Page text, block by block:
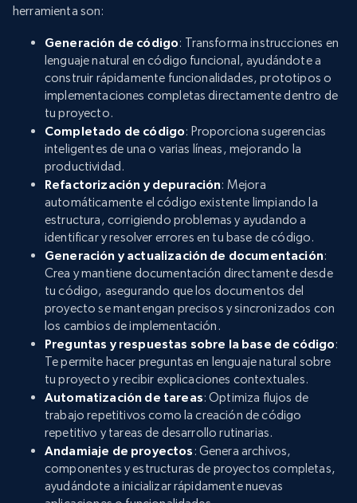
herramienta son:
Generación de código: Transforma instrucciones en
lenguaje natural en código funcional, ayudándote a
construir rápidamente funcionalidades, prototipos o
implementaciones completas directamente dentro de
tu proyecto.
Completado de código: Proporciona sugerencias
inteligentes de una o varias líneas, mejorando la
productividad.
Refactorización y depuración: Mejora
automáticamente el código existente limpiando la
estructura, corrigiendo problemas y ayudando a
identificar y resolver errores en tu base de código.
Generación y actualización de documentación:
Crea y mantiene documentación directamente desde
tu código, asegurando que los documentos del
proyecto se mantengan precisos y sincronizados con
los cambios de implementación.
Preguntas y respuestas sobre la base de código:
Te permite hacer preguntas en lenguaje natural sobre
tu proyecto y recibir explicaciones contextuales.
Automatización de tareas: Optimiza flujos de
trabajo repetitivos como la creación de código
repetitivo y tareas de desarrollo rutinarias.
Andamiaje de proyectos : Genera archivos,
componentes y estructuras de proyectos completas,
ayudándote a inicializar rápidamente nuevas